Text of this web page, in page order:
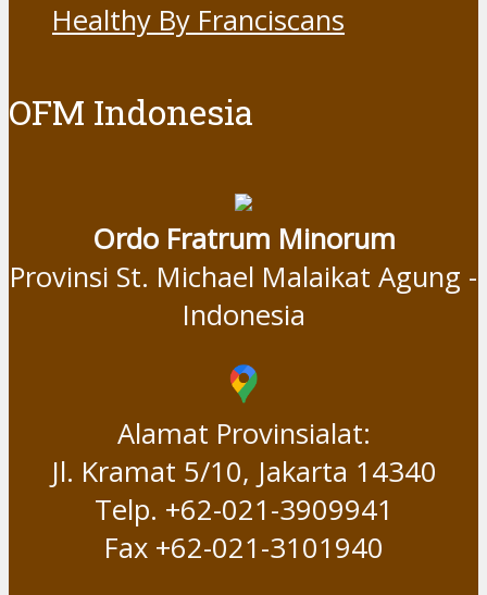
Healthy By Franciscans
OFM Indonesia
Ordo Fratrum Minorum
Provinsi St. Michael Malaikat Agung -
Indonesia
Alamat Provinsialat:
Jl. Kramat 5/10, Jakarta 14340
Telp. +62-021-3909941
Fax +62-021-3101940